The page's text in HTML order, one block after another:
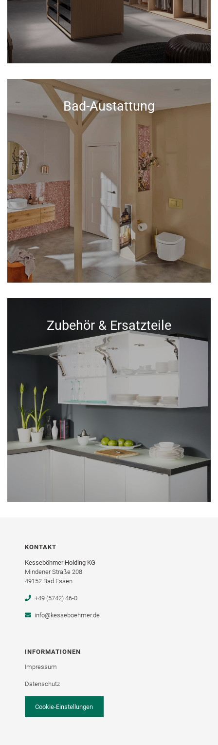
Bad-Austattung
Zubehör & Ersatzteile
KONTAKT
Kesseböhmer Holding KG
Mindener Straße 208
49152 Bad Essen
+49 (5742) 46-0
info@kesseboehmer.de
INFORMATIONEN
Impressum
Datenschutz
Cookie-Einstellungen